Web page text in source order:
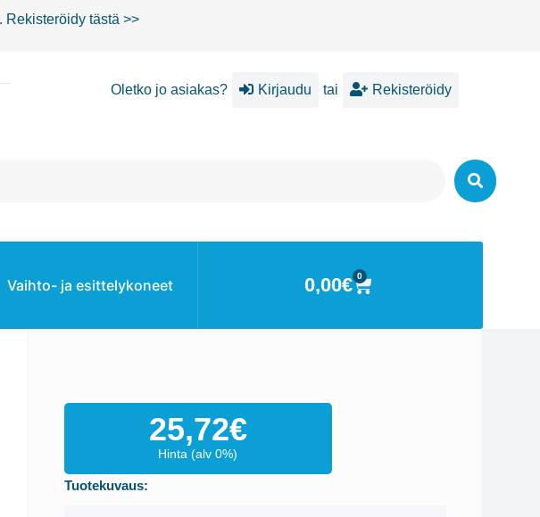
Rekisteröidy tästä >>
Oletko jo asiakas? Kirjaudu tai Rekisteröidy
Vaihto- ja esittelykoneet 0,00€ 0
25,72€
Hinta (alv 0%)
Tuotekuvaus: